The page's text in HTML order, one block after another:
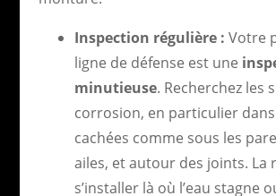
Inspection régulière : Votre
ligne de défense est une
minutieuse. Recherchez les
corrosion, en particulier dans
cachées comme sous les
ailes, et autour des joints. La
s’installer là où l’eau stagne